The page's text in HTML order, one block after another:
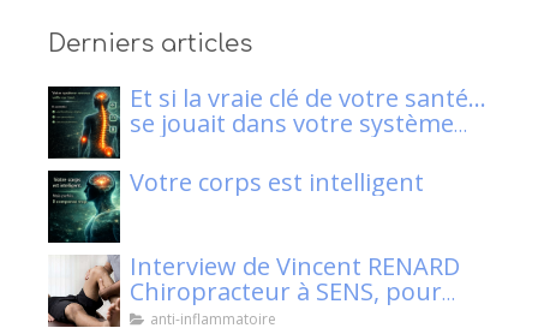
Derniers articles
Et si la vraie clé de votre santé…
se jouait dans votre système
Votre corps est intelligent
Interview de Vincent RENARD
Chiropracteur à SENS, pour
Klaser.
anti-inflammatoire